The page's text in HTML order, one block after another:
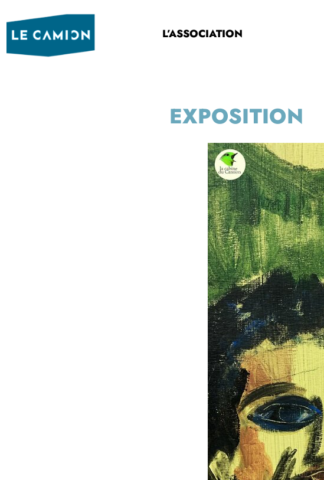
L’ASSOCIATION
EXPOSITION